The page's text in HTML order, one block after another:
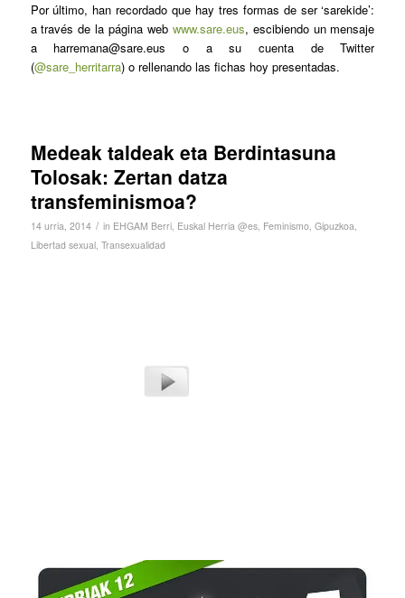
Por último, han recordado que hay tres formas de ser ‘sarekide’:
a través de la página web www.sare.eus, escibiendo un mensaje
a harremana@sare.eus o a su cuenta de Twitter
(@sare_herritarra) o rellenando las fichas hoy presentadas.
Medeak taldeak eta Berdintasuna
Tolosak: Zertan datza
transfeminismoa?
14 urria, 2014 / in EHGAM Berri, Euskal Herria @es, Feminismo, Gipuzkoa,
Libertad sexual, Transexualidad